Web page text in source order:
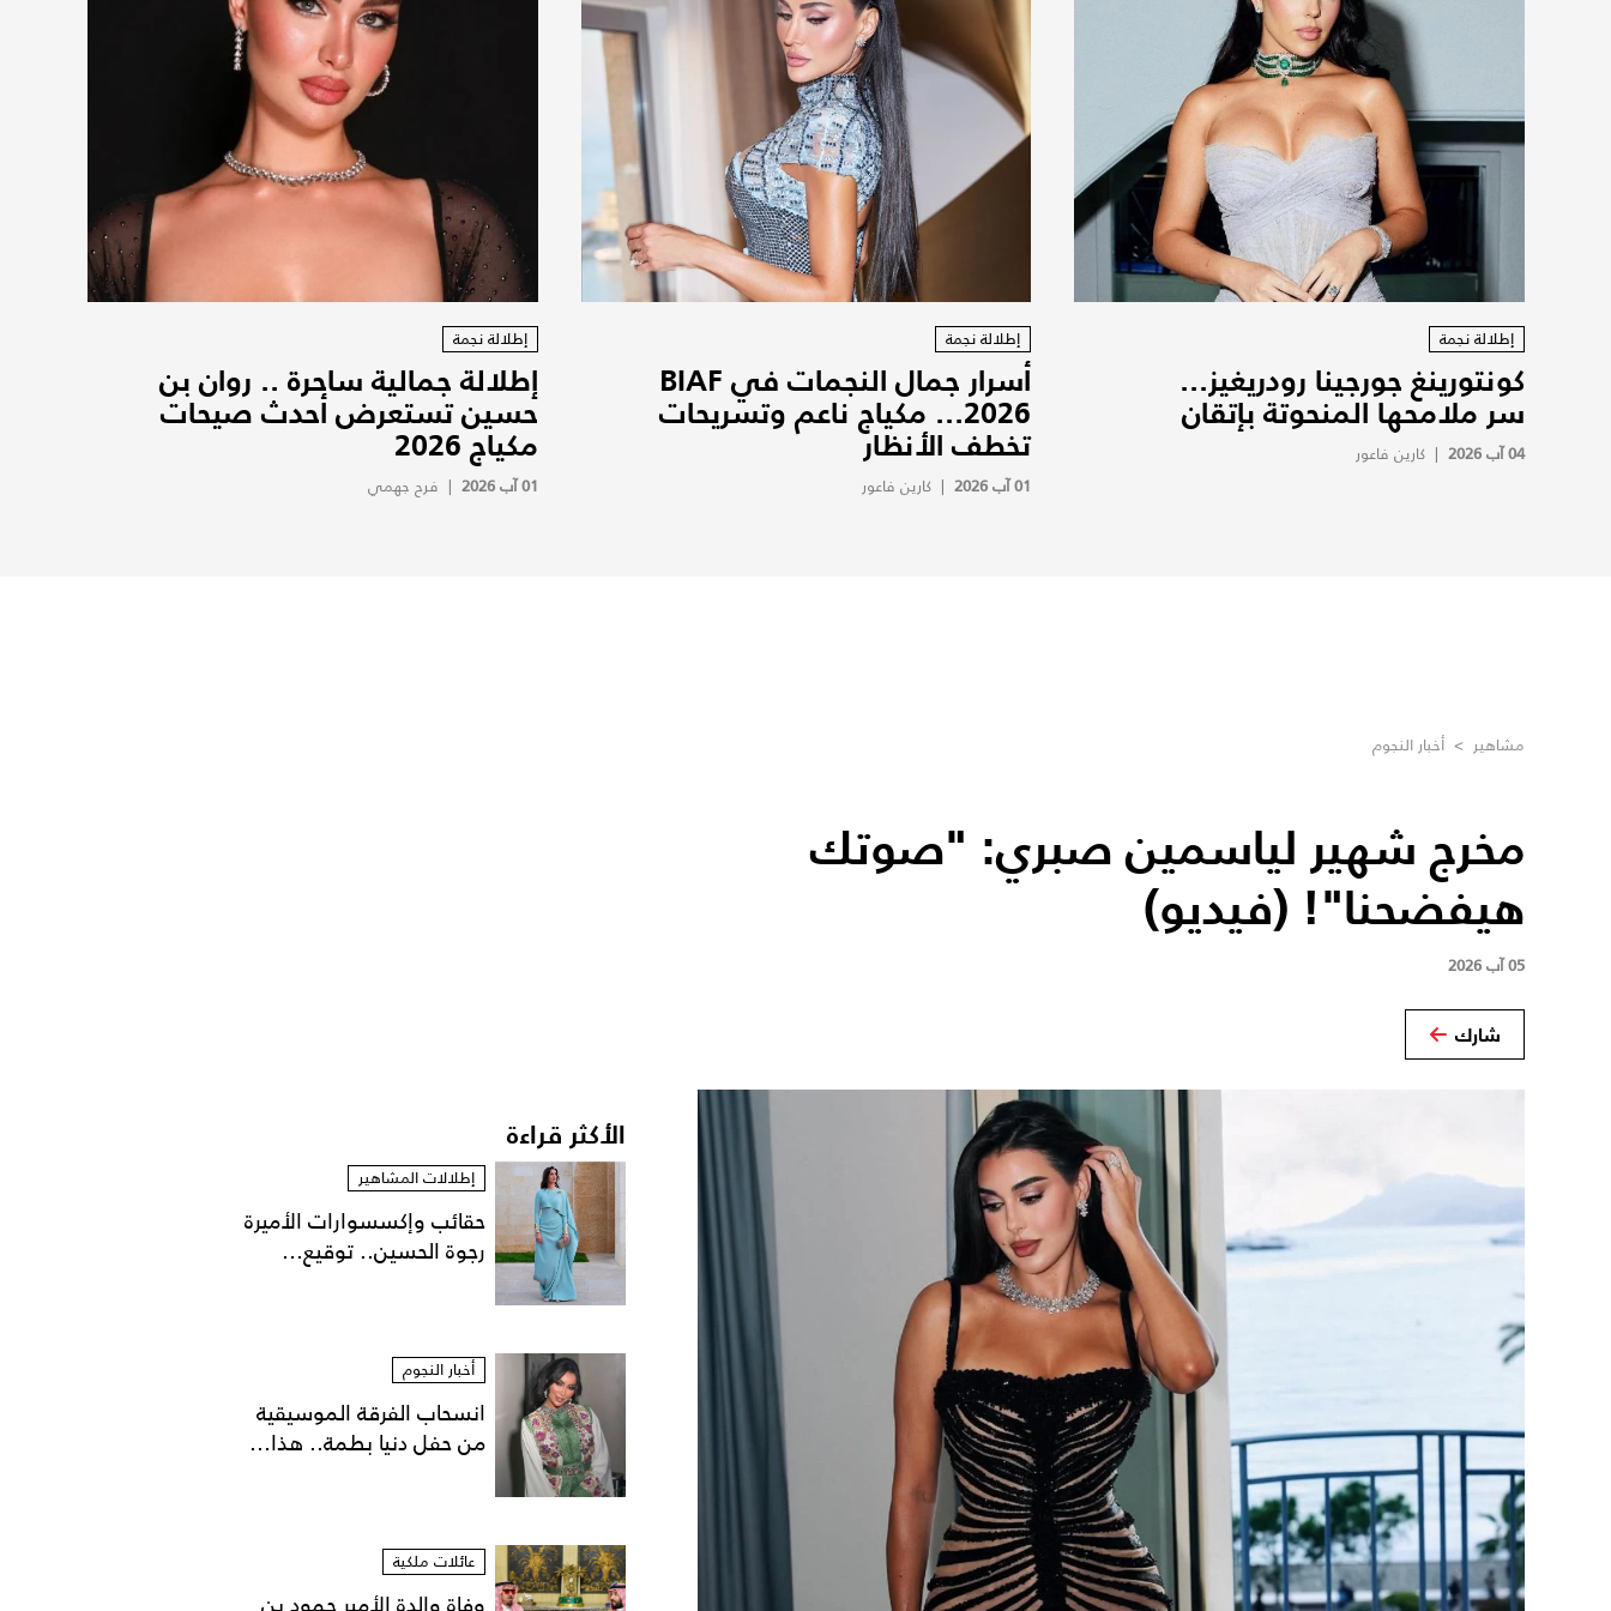
إطلالة نجمة
كونتورينغ جورجينا رودريغيز...
سر ملامحها المنحوتة بإتقان
04 آب 2026 | كارين فاعور
إطلالة نجمة
أسرار جمال النجمات في BIAF
2026... مكياج ناعم وتسريحات
تخطف الأنظار
01 آب 2026 | كارين فاعور
إطلالة نجمة
إطلالة جمالية ساحرة .. روان بن
حسين تستعرض أحدث صيحات
مكياج 2026
01 آب 2026 | فرح جهمي
مشاهير > أخبار النجوم
مخرج شهير لياسمين صبري: "صوتك
هيفضحنا"! (فيديو)
05 آب 2026
شارك
الأكثر قراءة
إطلالات المشاهير
حقائب وإكسسوارات الأميرة
رجوة الحسين.. توقيع...
أخبار النجوم
انسحاب الفرقة الموسيقية
من حفل دنيا بطمة.. هذا...
عائلات ملكية